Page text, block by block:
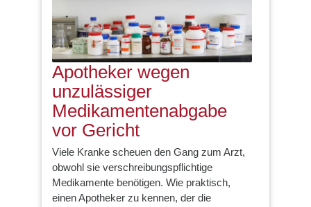
Apotheker wegen
unzulässiger
Medikamentenabgabe
vor Gericht
Viele Kranke scheuen den Gang zum Arzt,
obwohl sie verschreibungspflichtige
Medikamente benötigen. Wie praktisch,
einen Apotheker zu kennen, der die